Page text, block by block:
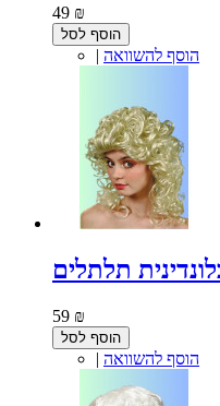
49 ₪
הוסף לסל
| הוסף להשוואה
59 ₪
הוסף לסל
| הוסף להשוואה